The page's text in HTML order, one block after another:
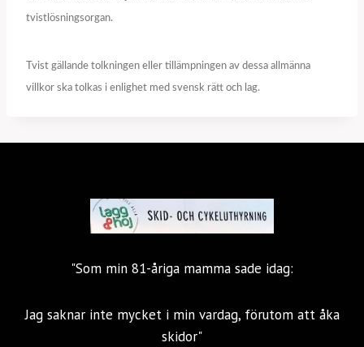
tvistlösningsorgan.
Tvist gällande tolkningen eller tillämpningen av dessa allmänna
villkor ska tolkas i enlighet med svensk rätt och lag.
"Som min 81-åriga mamma sade idag:
Jag saknar inte mycket i min vardag, förutom att åka
skidor"